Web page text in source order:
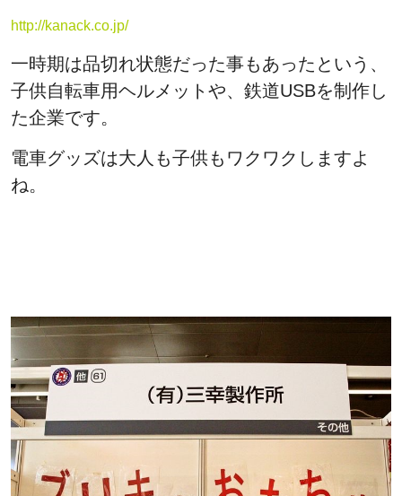
http://kanack.co.jp/
一時期は品切れ状態だった事もあったという、
子供自転車用ヘルメットや、鉄道USBを制作し
た企業です。
電車グッズは大人も子供もワクワクしますよ
ね。